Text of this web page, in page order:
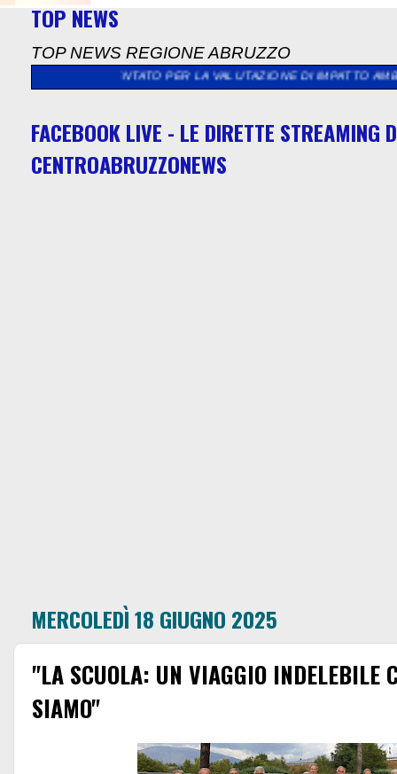
TOP NEWS
TOP NEWS REGIONE ABRUZZO
PER LA VALUTAZIONE DI IMPATTO AMBIENTALE CON
FACEBOOK LIVE - LE DIRETTE STREAMING
CENTROABRUZZONEWS
MERCOLEDÌ 18 GIUGNO 2025
"LA SCUOLA: UN VIAGGIO INDELEBILE
SIAMO"